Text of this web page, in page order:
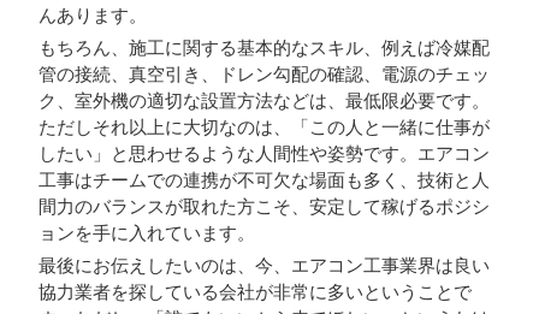
んあります。
もちろん、施工に関する基本的なスキル、例えば冷媒配
管の接続、真空引き、ドレン勾配の確認、電源のチェッ
ク、室外機の適切な設置方法などは、最低限必要です。
ただしそれ以上に大切なのは、「この人と一緒に仕事が
したい」と思わせるような人間性や姿勢です。エアコン
工事はチームでの連携が不可欠な場面も多く、技術と人
間力のバランスが取れた方こそ、安定して稼げるポジシ
ョンを手に入れています。
最後にお伝えしたいのは、今、エアコン工事業界は良い
協力業者を探している会社が非常に多いということで